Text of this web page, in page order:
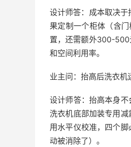
设计师答：成本取决
果定制一个柜体（含
置，还需额外300-500
和空间利用率。
业主问：抬高后洗衣机
设计师答：抬高本身
洗衣机底部加装专用
用水平仪校准，四个
动被消除了）。